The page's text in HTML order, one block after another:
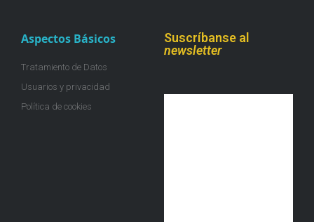
Aspectos Básicos
Tratamiento de Datos
Usuarios y privacidad
Política de cookies
Suscríbanse al
newsletter